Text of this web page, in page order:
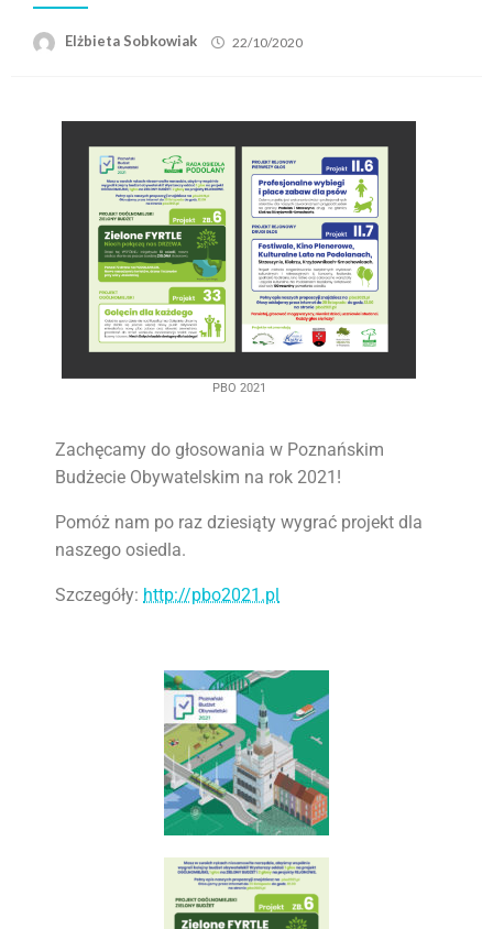
Elżbieta Sobkowiak 22/10/2020
PBO 2021
Zachęcamy do głosowania w Poznańskim
Budżecie Obywatelskim na rok 2021!
Pomóż nam po raz dziesiąty wygrać projekt dla
naszego osiedla.
Szczegóły: http://pbo2021.pl